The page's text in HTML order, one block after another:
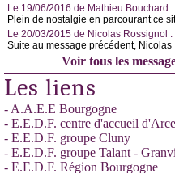
Le 19/06/2016 de Mathieu Bouchard :
Plein de nostalgie en parcourant ce
Le 20/03/2015 de Nicolas Rossignol :
Suite au message précédent, Nicolas
Voir tous les
Les liens
- A.A.E.E Bourgogne
- E.E.D.F. centre d'accueil
- E.E.D.F. groupe Cluny
- E.E.D.F. groupe Talant -
- E.E.D.F. Région Bourgogne